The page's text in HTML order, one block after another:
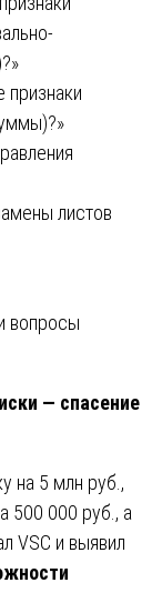
признаки
листов
вопросы
— спасение
на 5 млн руб.,
500 000 руб., а
VSC и выявил